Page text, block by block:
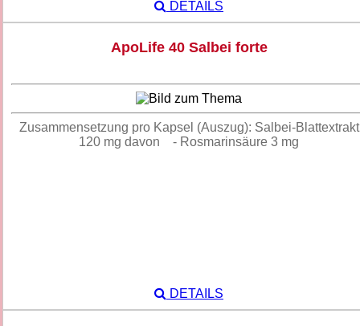
DETAILS
ApoLife 40 Salbei forte
Zusammensetzung pro Kapsel (Auszug): Salbei-Blattextrakt
120 mg davon - Rosmarinsäure 3 mg
DETAILS